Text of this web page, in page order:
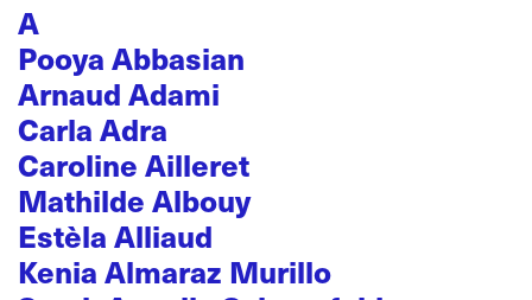
A
Pooya Abbasian
Arnaud Adami
Carla Adra
Caroline Ailleret
Mathilde Albouy
Estèla Alliaud
Kenia Almaraz Murillo